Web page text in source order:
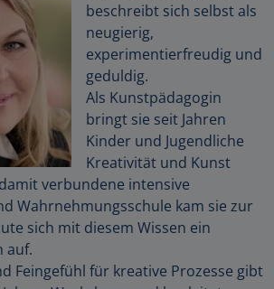
beschreibt sich selbst als
neugierig,
experimentierfreudig und
geduldig.
Als Kunstpädagogin
bringt sie seit Jahren
Kinder und Jugendliche
Kreativität und Kunst
verbundene intensive
Wahrnehmungsschule kam sie zur
sich mit diesem Wissen ein
auf.
Feingefühl für kreative Prozesse gibt